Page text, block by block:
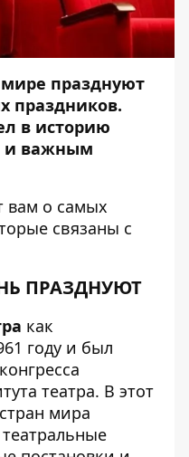
празднуют
праздников.
в историю
и важным
вам о самых
связаны с
ПРАЗДНУЮТ
как
году и был
театра. В этот
мира